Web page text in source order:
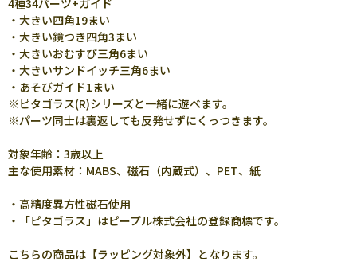
4種34パーツ+ガイド
・大きい四角19まい
・大きい鏡つき四角3まい
・大きいおむすび三角6まい
・大きいサンドイッチ三角6まい
・あそびガイド1まい
※ピタゴラス(R)シリーズと一緒に遊べます。
※パーツ同士は裏返しても反発せずにくっつきます。
対象年齢：3歳以上
主な使用素材：MABS、磁石（内蔵式）、PET、紙
・高精度異方性磁石使用
・「ピタゴラス」はピープル株式会社の登録商標です。
こちらの商品は【ラッピング対象外】となります。